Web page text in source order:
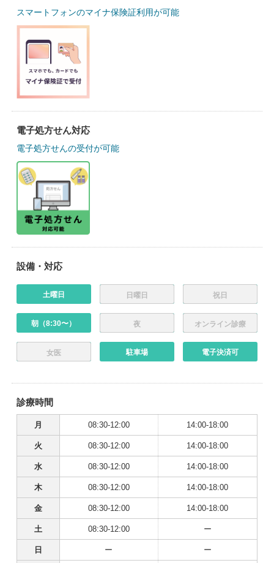
スマートフォンのマイナ保険証利用が可能
電子処方せん対応
電子処方せんの受付が可能
設備・対応
土曜日 日曜日 祝日
朝（8:30〜） 夜 オンライン診療
女医 駐車場 電子決済可
診療時間
月 08:30-12:00 14:00-18:00
火 08:30-12:00 14:00-18:00
水 08:30-12:00 14:00-18:00
木 08:30-12:00 14:00-18:00
金 08:30-12:00 14:00-18:00
土 08:30-12:00 ー
日 ー ー